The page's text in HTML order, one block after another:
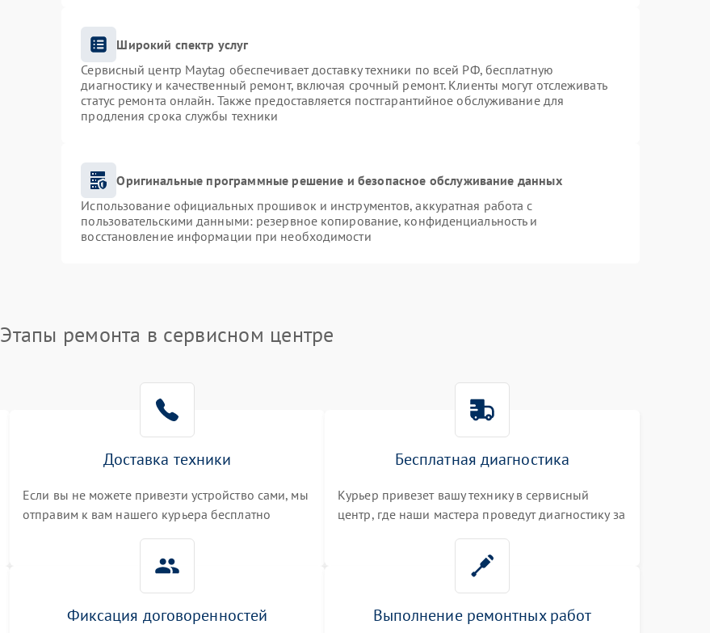
Широкий спектр услуг
Сервисный центр Maytag обеспечивает доставку техники по всей РФ, бесплатную
диагностику и качественный ремонт, включая срочный ремонт. Клиенты могут отслеживать
статус ремонта онлайн. Также предоставляется постгарантийное обслуживание для
продления срока службы техники
Оригинальные программные решение и безопасное обслуживание данных
Использование официальных прошивок и инструментов, аккуратная работа с
пользовательскими данными: резервное копирование, конфиденциальность и
восстановление информации при необходимости
Этапы ремонта в сервисном центре
Доставка техники
Если вы не можете привезти устройство сами, мы
отправим к вам нашего курьера бесплатно
Бесплатная диагностика
Курьер привезет вашу технику в сервисный
центр, где наши мастера проведут диагностику за
Фиксация договоренностей Выполнение ремонтных работ